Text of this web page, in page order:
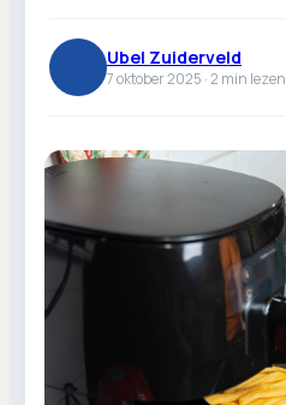
Ubel Zuiderveld
7 oktober 2025 ·2 min lezen